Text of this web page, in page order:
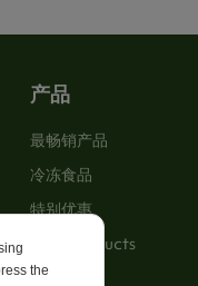
产品
最畅销产品
冷冻食品
特别优惠
New Products
the